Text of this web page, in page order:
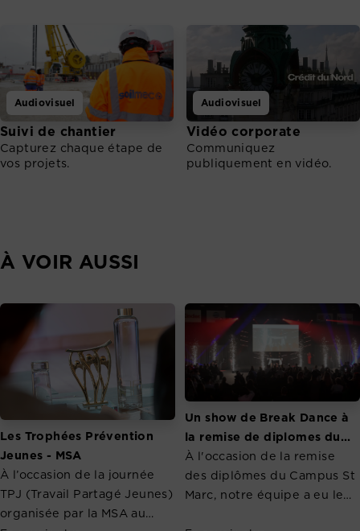
Audiovisuel
Suivi de chantier
Capturez chaque étape de
vos projets.
Audiovisuel
Vidéo corporate
Communiquez
publiquement en vidéo.
À VOIR AUSSI
Les Trophées Prévention
Jeunes - MSA
À l’occasion de la journée
TPJ (Travail Partagé Jeunes)
organisée par la MSA au
Un show de Break Dance à
la remise de diplomes du
Campus St Marc
À l'occasion de la remise
des diplômes du Campus St
Marc, notre équipe a eu le